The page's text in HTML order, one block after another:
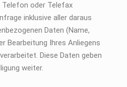
Telefon oder Telefax
inklusive aller daraus
Daten (Name,
Bearbeitung Ihres Anliegens
Diese Daten geben
weiter.